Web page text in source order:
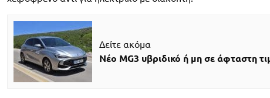
Δείτε ακόμα
Νέο MG3 υβριδικό ή μη σε άφταστη